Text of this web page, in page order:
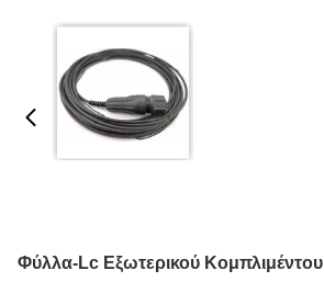
Φύλλα-Lc Εξωτερικού Κομπλιμέντου